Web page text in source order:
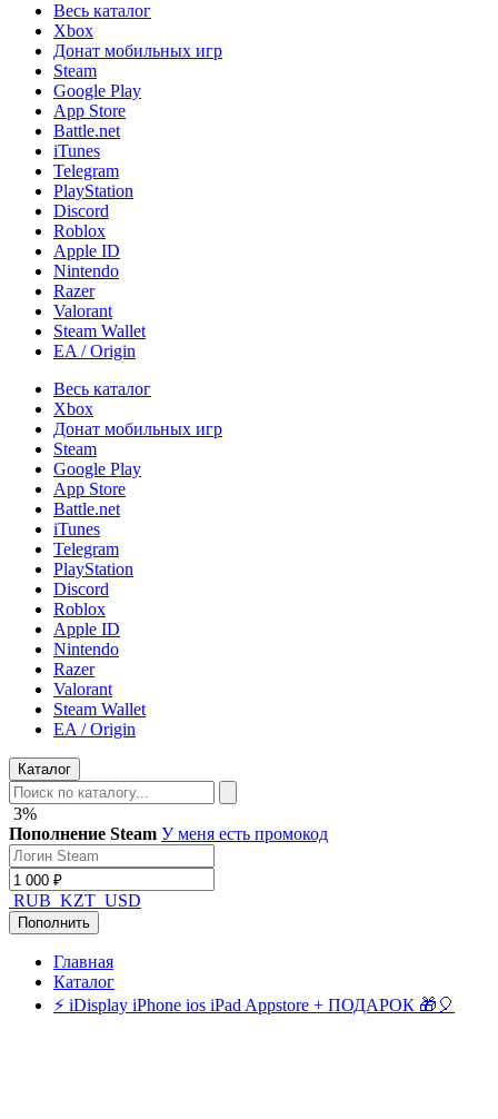
Весь каталог
Xbox
Донат мобильных игр
Steam
Google Play
App Store
Battle.net
iTunes
Telegram
PlayStation
Discord
Roblox
Apple ID
Nintendo
Razer
Valorant
Steam Wallet
EA / Origin
Весь каталог
Xbox
Донат мобильных игр
Steam
Google Play
App Store
Battle.net
iTunes
Telegram
PlayStation
Discord
Roblox
Apple ID
Nintendo
Razer
Valorant
Steam Wallet
EA / Origin
Каталог
3%
Пополнение Steam У меня есть промокод
RUB KZT USD
Пополнить
Главная
Каталог
⚡️ iDisplay iPhone ios iPad Appstore + ПОДАРОК 🎁🎈